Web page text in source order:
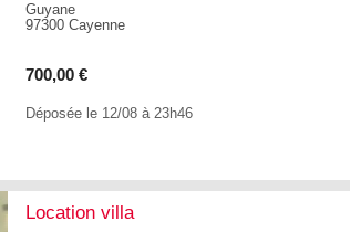
Guyane
97300 Cayenne
700,00 €
Déposée le 12/08 à 23h46
Location villa